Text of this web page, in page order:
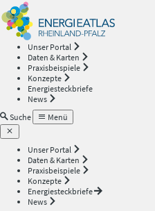
Unser Portal
Daten & Karten
Praxisbeispiele
Konzepte
Energiesteckbriefe
News
Suche
Menü
Unser Portal
Daten & Karten
Praxisbeispiele
Konzepte
Energiesteckbriefe
News